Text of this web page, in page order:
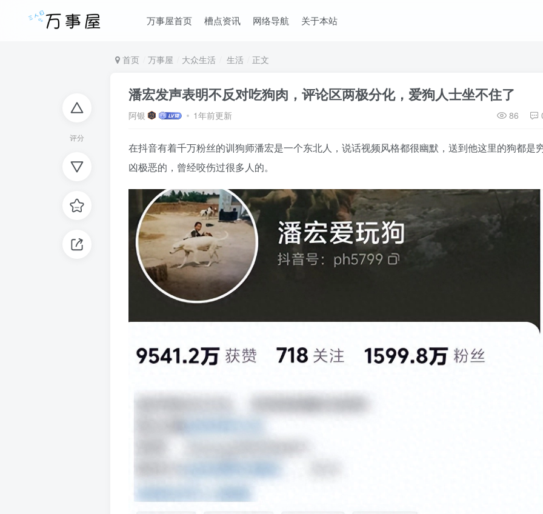
万事屋首页 槽点资讯 网络导航 关于本站
评分
首页 万事屋 大众生活 生活 正文
潘宏发声表明不反对吃狗肉，评论区两极分化，爱狗人士坐不住了
阿银 1年前更新 86
在抖音有着千万粉丝的训狗师潘宏是一个东北人，说话视频风格都很幽默，送到他这里的狗都是
凶极恶的，曾经咬伤过很多人的。